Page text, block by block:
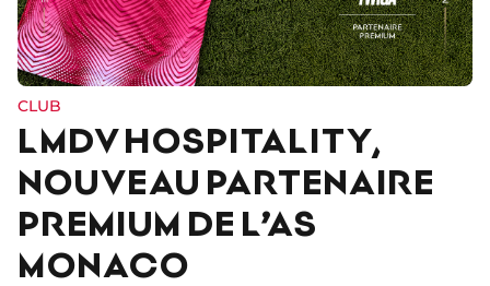
CLUB
LMDV HOSPITALITY,
NOUVEAU PARTENAIRE
PREMIUM DE L’AS
MONACO